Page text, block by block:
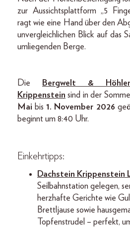
zur Aussichtsplattform „5
ragt wie eine Hand über den
unvergleichlichen Blick auf das
umliegenden Berge.
Die Bergwelt &
Krippenstein sind in der
Mai bis1. November 2026
beginnt um 8:40 Uhr.
Einkehrtipps:
Dachstein Krippenstein
Seilbahnstation gelegen,
herzhafte Gerichte wie
Brettljause sowie
Topfenstrudel – perfekt,